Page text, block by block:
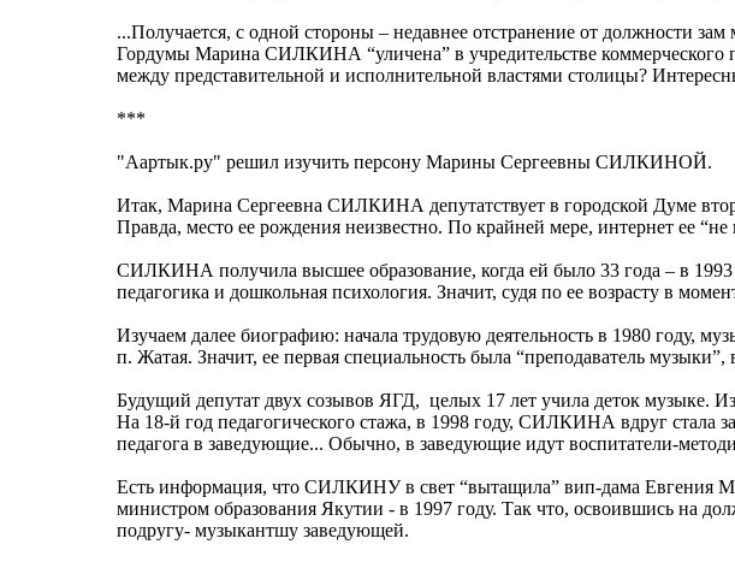
...Получается, с одной стороны – недавнее отстранение от должности
Гордумы Марина СИЛКИНА “уличена” в учредительстве коммерческого
между представительной и исполнительной властями столицы?
***
"Аартык.ру" решил изучить персону Марины Сергеевны СИЛКИНОЙ.
Итак, Марина Сергеевна СИЛКИНА депутатствует в городской Думе
Правда, место ее рождения неизвестно. По крайней мере, интернет ее “не
СИЛКИНА получила высшее образование, когда ей было 33 года – в
педагогика и дошкольная психология. Значит, судя по ее возрасту в
Изучаем далее биографию: начала трудовую деятельность в 1980 году,
п. Жатая. Значит, ее первая специальность была “преподаватель
Будущий депутат двух созывов ЯГД, целых 17 лет учила деток музыке.
На 18-й год педагогического стажа, в 1998 году, СИЛКИНА вдруг стала
педагога в заведующие... Обычно, в заведующие идут воспитатели-
Есть информация, что СИЛКИНУ в свет “вытащила” вип-дама
министром образования Якутии - в 1997 году. Так что, освоившись на
подругу- музыкантшу заведующей.